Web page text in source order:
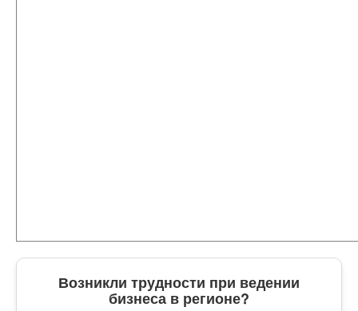
Возникли трудности при ведении
бизнеса в регионе?